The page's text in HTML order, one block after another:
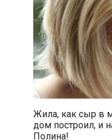
Жила, как сыр в
дом построил, и
Полина!